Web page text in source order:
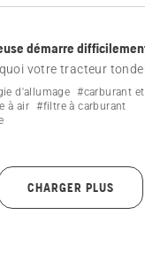
démarre
votre tracteur
et comment
d'allumage #carburant
à air #filtre à carburant
CHARGER PLUS